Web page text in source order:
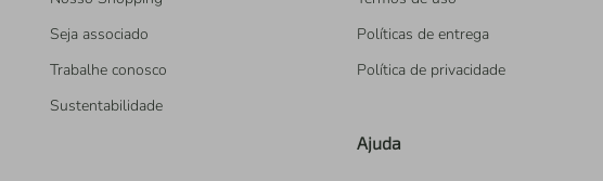
Seja associado
Trabalhe conosco
Sustentabilidade
Políticas de entrega
Política de privacidade
Ajuda